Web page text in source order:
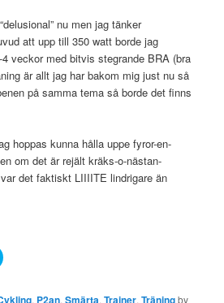
nu men jag tänker
att upp till 350 watt borde jag
veckor med bitvis stegrande BRA (bra
är allt jag har bakom mig just nu så
på samma tema så borde det finns
hoppas kunna hålla uppe fyror-en-
om det är rejält kräks-o-nästan-
det faktiskt LIIIITE lindrigare än
Click
, , , , by